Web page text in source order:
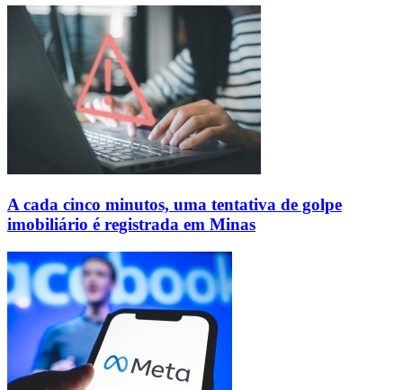
A cada cinco minutos, uma tentativa de golpe
imobiliário é registrada em Minas